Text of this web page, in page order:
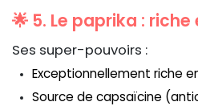
🌟 5. Le paprika :
Ses super-pouvoirs :
Exceptionnellement riche
Source de capsaïcine